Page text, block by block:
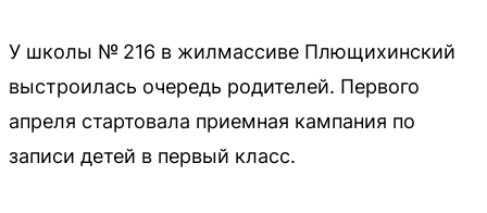
У школы № 216 в жилмассиве Плющихинский
выстроилась очередь родителей. Первого
апреля стартовала приемная кампания по
записи детей в первый класс.